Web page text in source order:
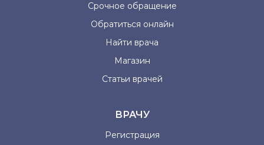
Срочное обращение
Обратиться онлайн
Найти врача
Магазин
Статьи врачей
ВРАЧУ
Регистрация